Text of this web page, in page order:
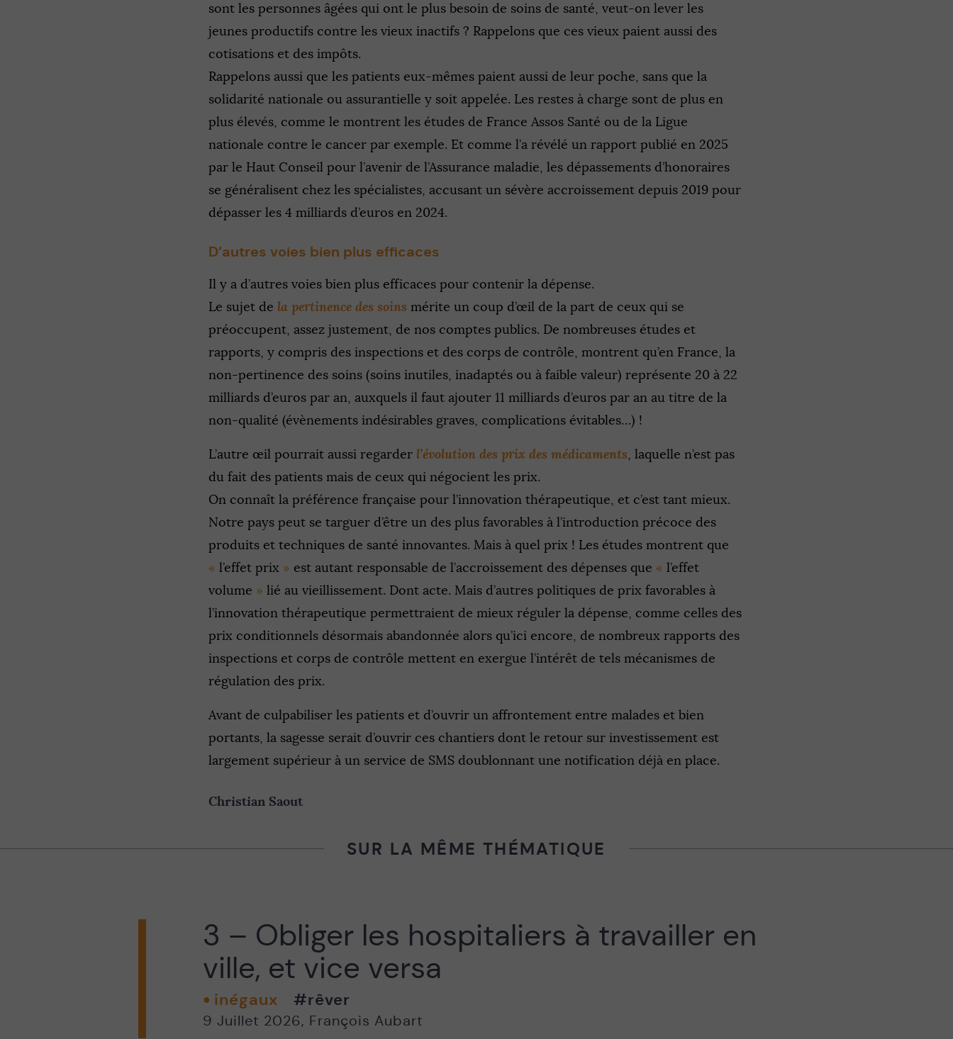
sont les personnes âgées qui ont le plus besoin de soins de santé, veut-on lever les
jeunes productifs contre les vieux inactifs ? Rappelons que ces vieux paient aussi des
cotisations et des impôts.
Rappelons aussi que les patients eux-mêmes paient aussi de leur poche, sans que la
solidarité nationale ou assurantielle y soit appelée. Les restes à charge sont de plus en
plus élevés, comme le montrent les études de France Assos Santé ou de la Ligue
nationale contre le cancer par exemple. Et comme l’a révélé un rapport publié en 2025
par le Haut Conseil pour l’avenir de l’Assurance maladie, les dépassements d’honoraires
se généralisent chez les spécialistes, accusant un sévère accroissement depuis 2019 pour
dépasser les 4 milliards d’euros en 2024.
D’autres voies bien plus efficaces
Il y a d’autres voies bien plus efficaces pour contenir la dépense.
Le sujet de la pertinence des soins mérite un coup d’œil de la part de ceux qui se
préoccupent, assez justement, de nos comptes publics. De nombreuses études et
rapports, y compris des inspections et des corps de contrôle, montrent qu’en France, la
non-pertinence des soins (soins inutiles, inadaptés ou à faible valeur) représente 20 à 22
milliards d’euros par an, auxquels il faut ajouter 11 milliards d’euros par an au titre de la
non-qualité (évènements indésirables graves, complications évitables…) !
L’autre œil pourrait aussi regarder l’évolution des prix des médicaments, laquelle n’est pas
du fait des patients mais de ceux qui négocient les prix.
On connaît la préférence française pour l’innovation thérapeutique, et c’est tant mieux.
Notre pays peut se targuer d’être un des plus favorables à l’introduction précoce des
produits et techniques de santé innovantes. Mais à quel prix ! Les études montrent que
« l’effet prix » est autant responsable de l’accroissement des dépenses que « l’effet
volume » lié au vieillissement. Dont acte. Mais d’autres politiques de prix favorables à
l’innovation thérapeutique permettraient de mieux réguler la dépense, comme celles des
prix conditionnels désormais abandonnée alors qu’ici encore, de nombreux rapports des
inspections et corps de contrôle mettent en exergue l’intérêt de tels mécanismes de
régulation des prix.
Avant de culpabiliser les patients et d’ouvrir un affrontement entre malades et bien
portants, la sagesse serait d’ouvrir ces chantiers dont le retour sur investissement est
largement supérieur à un service de SMS doublonnant une notification déjà en place.
Christian Saout
SUR LA MÊME THÉMATIQUE
3 – Obliger les hospitaliers à travailler en
ville, et vice versa
inégaux #rêver
9 Juillet 2026, François Aubart